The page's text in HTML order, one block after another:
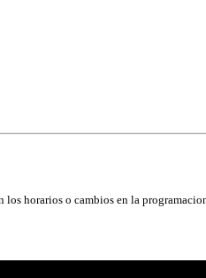
los horarios o cambios en la